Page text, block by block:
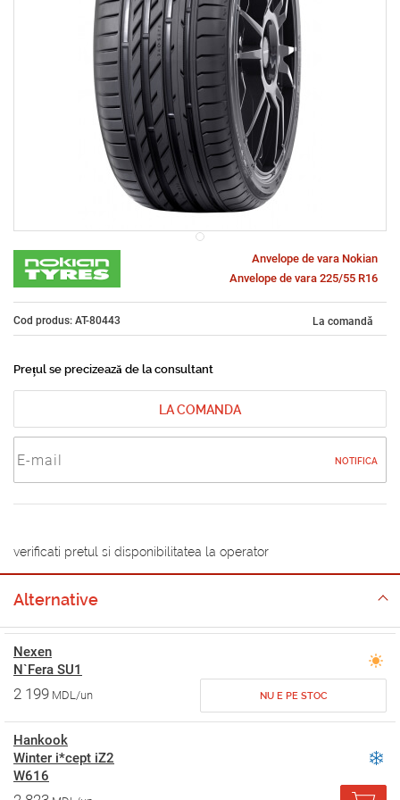
Anvelope de vara Nokian
Anvelope de vara 225/55 R16
Cod produs: AT-80443 La comandă
Prețul se precizează de la consultant
LA COMANDA
NOTIFICA
verificati pretul si disponibilitatea la operator
Alternative
Nexen
N`Fera SU1
2 199 MDL/un NU E PE STOC
Hankook
Winter i*cept iZ2
W616